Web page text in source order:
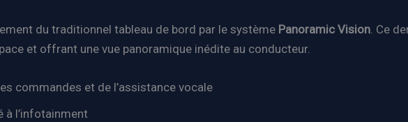
du traditionnel tableau de bord par le système Panoramic Vision. Ce
et offrant une vue panoramique inédite au conducteur.
commandes et de l’assistance vocale
à l’infotainment